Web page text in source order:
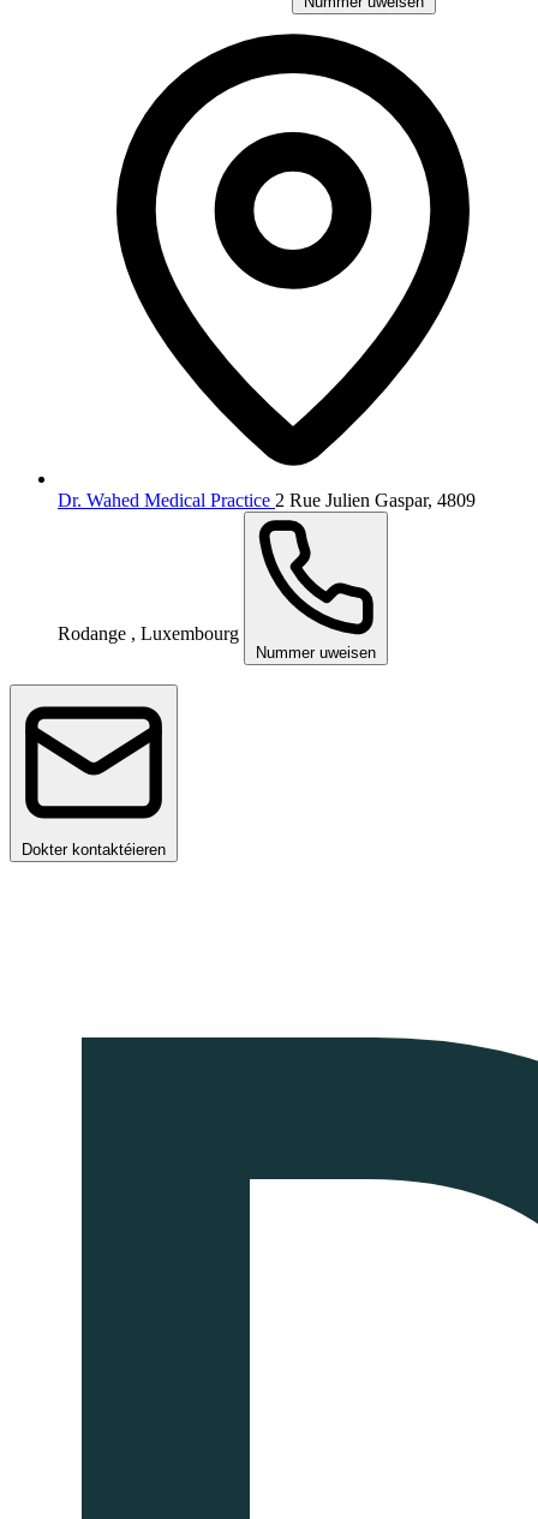
Dr. Wahed Medical Practice 2 Rue Julien Gaspar, 4809
Rodange , Luxembourg
Nummer uweisen
Dokter kontaktéieren